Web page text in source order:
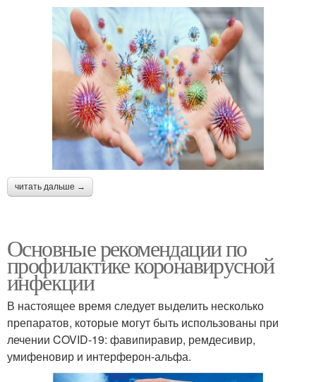
читать дальше →
Основные рекомендации по
профилактике коронавирусной
инфекции
В настоящее время следует выделить несколько
препаратов, которые могут быть использованы при
лечении COVID-19: фавипиравир, ремдесивир,
умифеновир и интерферон-альфа.